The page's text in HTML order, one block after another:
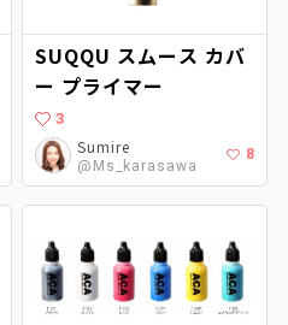
SUQQU スムース カバ
ー プライマー
3
Sumire
@Ms_karasawa
8